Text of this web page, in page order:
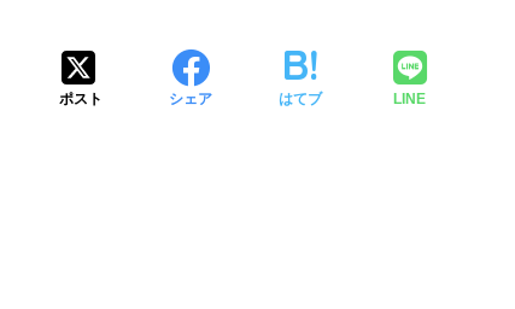
ポスト シェア はてブ LINE